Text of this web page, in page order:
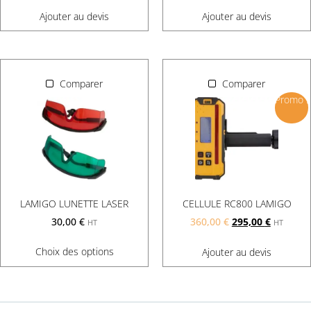
Ajouter au devis Ajouter au devis
Comparer
LAMIGO LUNETTE LASER
30,00 € HT
Choix des options
Comparer
Promo !
CELLULE RC800 LAMIGO
360,00 € 295,00 € HT
Ajouter au devis